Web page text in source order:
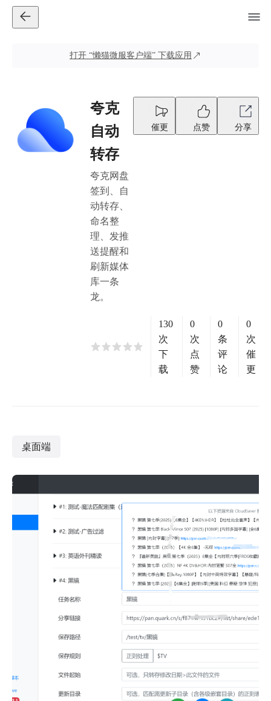
打开 “懒猫微服客户端” 下载应用
夸克
自动
转存
夸克网盘
签到、自
动转存、
命名整
理、发推
送提醒和
刷新媒体
库一条
龙。
催更 点赞 分享
130
次
下
载
0
次
点
赞
0
条
评
论
0
次
催
更
桌面端